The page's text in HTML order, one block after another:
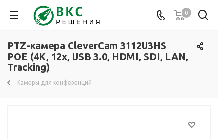
0
PTZ-камера CleverCam 3112U3HS
POE (4K, 12x, USB 3.0, HDMI, SDI, LAN,
Tracking)
Камеры для конференций